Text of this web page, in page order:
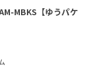
MBKS【ゆうパケ